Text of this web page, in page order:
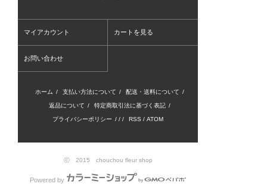
マイアカウント カートを見る
お問い合わせ
ホーム / 支払い方法について / 配送・送料について /
返品について / 特定商取引法に基づく表記 /
プライバシーポリシー / / / RSS / ATOM
ⓒ 2015 chouchou fleur shop
Powered by